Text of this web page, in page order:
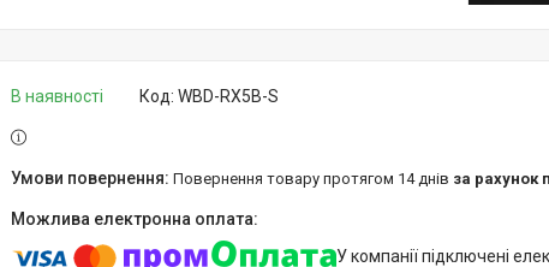
В наявності Код: WBD-RX5B-S
повернення товару протягом 14 днів за рахунок
У компанії підключені